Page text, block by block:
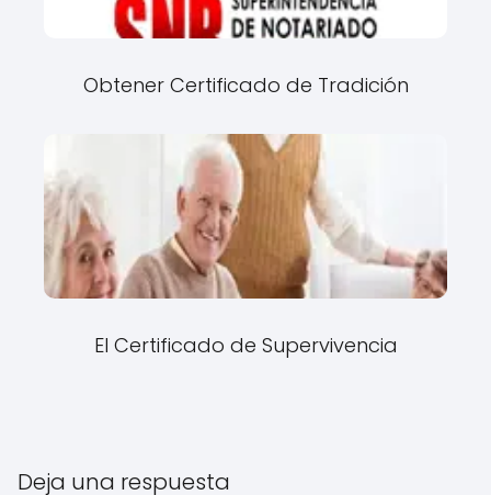
Obtener Certificado de Tradición
El Certificado de Supervivencia
Deja una respuesta